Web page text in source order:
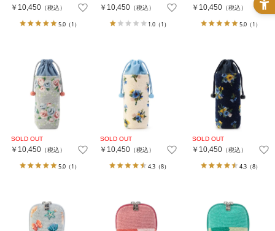
￥10,450（税込）
5.0（1）
￥10,450 （税込）
1.0（1）
￥10,450（税込）
5.0 （1）
￥10,450（税込）
5.0（1）
￥10,450 （税込）
4.3（8）
￥10,450（税込）
4.3 （8）